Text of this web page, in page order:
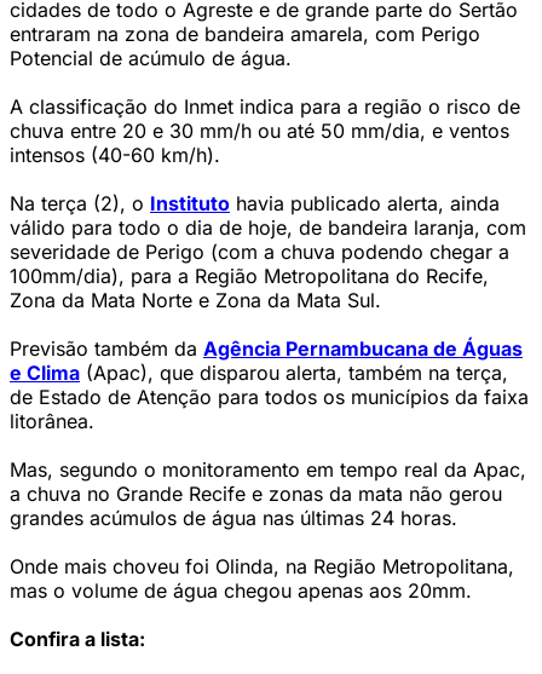
cidades de todo o Agreste e de grande parte do Sertão
entraram na zona de bandeira amarela, com Perigo
Potencial de acúmulo de água.
A classificação do Inmet indica para a região o risco de
chuva entre 20 e 30 mm/h ou até 50 mm/dia, e ventos
intensos (40-60 km/h).
Na terça (2), o Instituto havia publicado alerta, ainda
válido para todo o dia de hoje, de bandeira laranja, com
severidade de Perigo (com a chuva podendo chegar a
100mm/dia), para a Região Metropolitana do Recife,
Zona da Mata Norte e Zona da Mata Sul.
Previsão também da Agência Pernambucana de Águas
e Clima (Apac), que disparou alerta, também na terça,
de Estado de Atenção para todos os municípios da faixa
litorânea.
Mas, segundo o monitoramento em tempo real da Apac,
a chuva no Grande Recife e zonas da mata não gerou
grandes acúmulos de água nas últimas 24 horas.
Onde mais choveu foi Olinda, na Região Metropolitana,
mas o volume de água chegou apenas aos 20mm.
Confira a lista: